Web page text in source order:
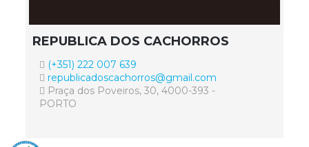
REPUBLICA DOS CACHORROS
(+351) 222 007 639
republicadoscachorros@gmail.com
Praça dos Poveiros, 30, 4000-393 -
PORTO